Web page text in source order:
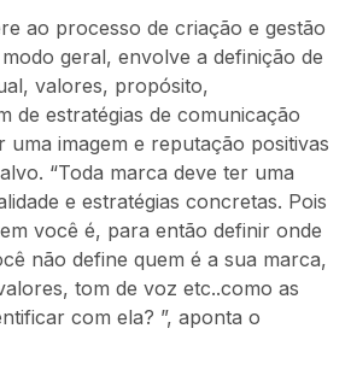
ao processo de criação e gestão
geral, envolve a definição de
valores, propósito,
de estratégias de comunicação
imagem e reputação positivas
“Toda marca deve ter uma
e estratégias concretas. Pois
você é, para então definir onde
não define quem é a sua marca,
tom de voz etc..como as
com ela? ”, aponta o